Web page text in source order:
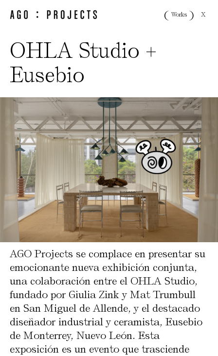
Works X
OHLA Studio +
Eusebio
AGO Projects se complace en presentar su
emocionante nueva exhibición conjunta,
una colaboración entre el OHLA Studio,
fundado por Giulia Zink y Mat Trumbull
en San Miguel de Allende, y el destacado
diseñador industrial y ceramista, Eusebio
de Monterrey, Nuevo León. Esta
exposición es un evento que trasciende